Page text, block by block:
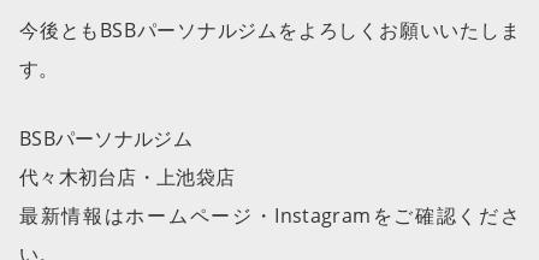
今後ともBSBパーソナルジムをよろしくお願いいたしま
す。
BSBパーソナルジム
代々木初台店・上池袋店
最新情報はホームページ・Instagramをご確認くださ
い。